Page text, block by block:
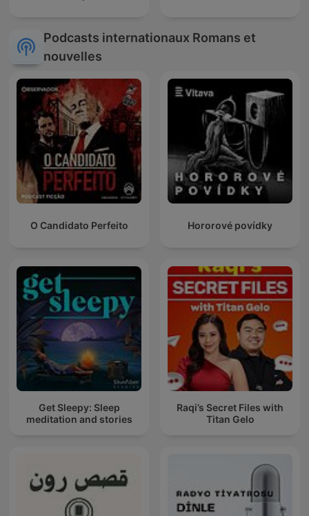
Podcasts internationaux Romans et
nouvelles
O Candidato Perfeito Hororové povídky
Get Sleepy: Sleep
meditation and stories
Raqi’s Secret Files with
Titan Gelo